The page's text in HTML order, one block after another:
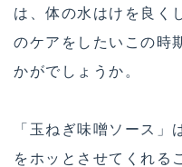
は、体の水はけを良く
のケアをしたいこの時
かがでしょうか。
「玉ねぎ味噌ソース
をホッとさせてくれる